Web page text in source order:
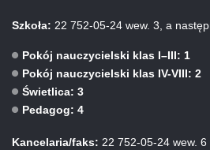
Szkoła: 22 752-05-24 wew. 3, a
Pokój nauczycielski klas I–III: 1
Pokój nauczycielski klas IV-VIII: 2
Świetlica: 3
Pedagog: 4
Kancelaria/faks: 22 752-05-24 wew. 6